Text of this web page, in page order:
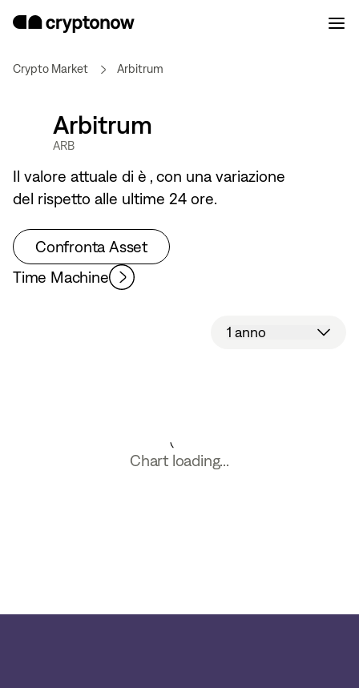
Crypto Market Arbitrum
Arbitrum
ARB
Il valore attuale di è , con una variazione
del rispetto alle ultime 24 ore.
Confronta Asset
Time Machine
1 anno
Chart loading...